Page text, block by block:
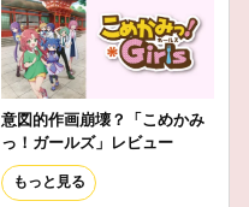
意図的作画崩壊？「こめかみ
っ！ガールズ」レビュー
もっと見る